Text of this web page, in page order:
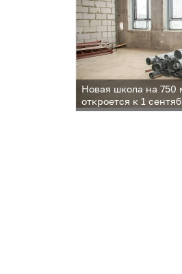
Новая школа на 750
откроется к 1